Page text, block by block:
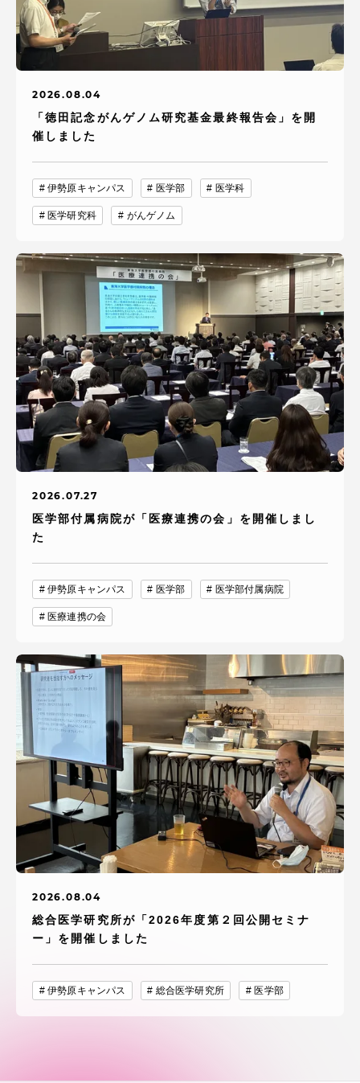
2026.08.04
「徳田記念がんゲノム研究基金最終報告会」を開
催しました
伊勢原キャンパス 医学部 医学科
医学研究科 がんゲノム
2026.07.27
医学部付属病院が「医療連携の会」を開催しまし
た
伊勢原キャンパス 医学部 医学部付属病院
医療連携の会
2026.08.04
総合医学研究所が「2026年度第２回公開セミナ
ー」を開催しました
伊勢原キャンパス 総合医学研究所 医学部